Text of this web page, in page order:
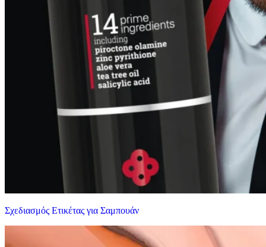
Σχεδιασμός Ετικέτας για Σαμπουάν